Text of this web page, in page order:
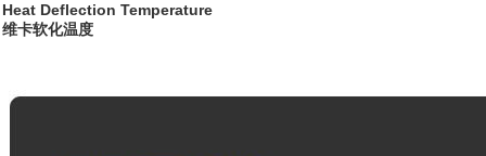
Heat Deflection Temperature
维卡软化温度